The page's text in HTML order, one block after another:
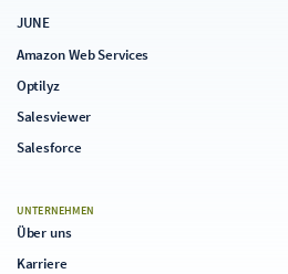
JUNE
Amazon Web Services
Optilyz
Salesviewer
Salesforce
UNTERNEHMEN
Über uns
Karriere